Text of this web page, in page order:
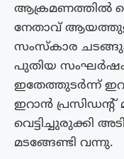
ആക്രമണത്തിൽ
നേതാവ്
സംസ്കാര
പുതിയ സംഘർഷം
ഇതേത്തുടർന്ന്
ഇറാൻ
വെട്ടിച്ചുരുക്കി
മടങ്ങേണ്ടി വന്നു.